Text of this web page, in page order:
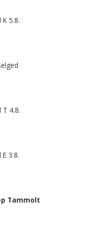
K 5.8.
T 4.8.
E 3.8.
Tammolt